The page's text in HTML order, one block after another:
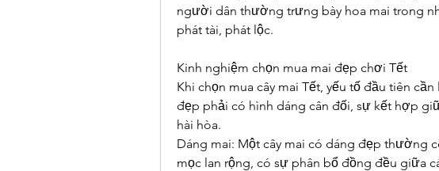
người dân thường trưng bày hoa mai trong
phát tài, phát lộc.
Kinh nghiệm chọn mua mai đẹp chơi Tết
Khi chọn mua cây mai Tết, yếu tố đầu tiên
đẹp phải có hình dáng cân đối, sự kết hợp
hài hòa.
Dáng mai: Một cây mai có dáng đẹp thường
mọc lan rộng, có sự phân bổ đồng đều giữa